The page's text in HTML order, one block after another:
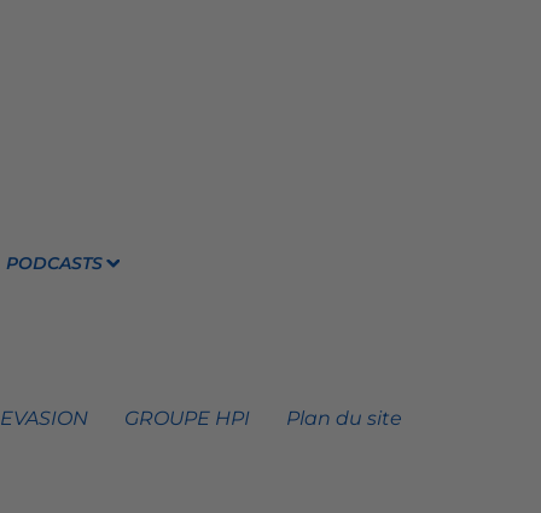
PODCASTS
GROUPE HPI Plan du site